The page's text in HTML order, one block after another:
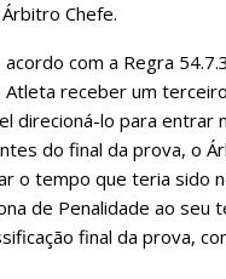
Chefe.
acordo com a Regra
Atleta receber um terceiro
direcioná-lo para entrar
do final da prova, o
o tempo que teria sido
de Penalidade ao seu
final da prova,